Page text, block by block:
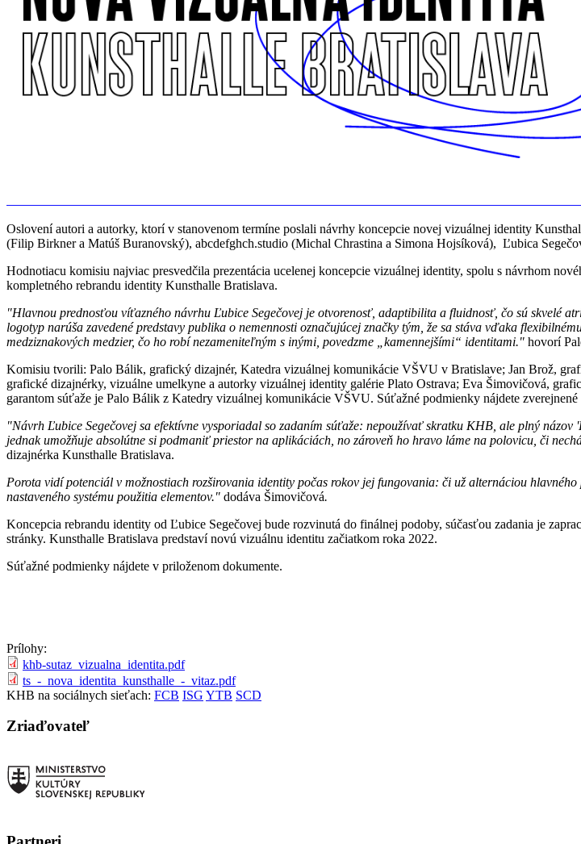
Oslovení autori a autorky, ktorí v stanovenom termíne poslali návrhy koncepcie novej vizuálnej identity
(Filip Birkner a Matúš Buranovský), abcdefghch.studio (Michal Chrastina a Simona Hojsíková), Ľubica
Hodnotiacu komisiu najviac presvedčila prezentácia ucelenej koncepcie vizuálnej identity, spolu s návrhom
kompletného rebrandu identity Kunsthalle Bratislava.
"Hlavnou prednosťou víťazného návrhu Ľubice Segečovej je otvorenosť, adaptibilita a fluidnosť, čo sú skvelé
logotyp narúša zavedené predstavy publika o nemennosti označujúcej značky tým, že sa stáva vďaka
medziznakových medzier, čo ho robí nezameniteľným s inými, povedzme „kamennejšími“ identitami." hovorí
Komisiu tvorili: Palo Bálik, grafický dizajnér, Katedra vizuálnej komunikácie VŠVU v Bratislave; Jan Brož,
grafické dizajnérky, vizuálne umelkyne a autorky vizuálnej identity galérie Plato Ostrava; Eva Šimovičová,
garantom súťaže je Palo Bálik z Katedry vizuálnej komunikácie VŠVU. Súťažné podmienky nájdete zverejnené
"Návrh Ľubice Segečovej sa efektívne vysporiadal so zadaním súťaže: nepoužívať skratku KHB, ale plný
jednak umožňuje absolútne si podmaniť priestor na aplikáciách, no zároveň ho hravo láme na polovicu, či
dizajnérka Kunsthalle Bratislava.
Porota vidí potenciál v možnostiach rozširovania identity počas rokov jej fungovania: či už alternáciou
nastaveného systému použitia elementov." dodáva Šimovičová.
Koncepcia rebrandu identity od Ľubice Segečovej bude rozvinutá do finálnej podoby, súčasťou zadania je
stránky. Kunsthalle Bratislava predstaví novú vizuálnu identitu začiatkom roka 2022.
Súťažné podmienky nájdete v priloženom dokumente.
Prílohy:
khb-sutaz_vizualna_identita.pdf
ts_-_nova_identita_kunsthalle_-_vitaz.pdf
KHB na sociálnych sieťach: FCB ISG YTB SCD
Zriaďovateľ